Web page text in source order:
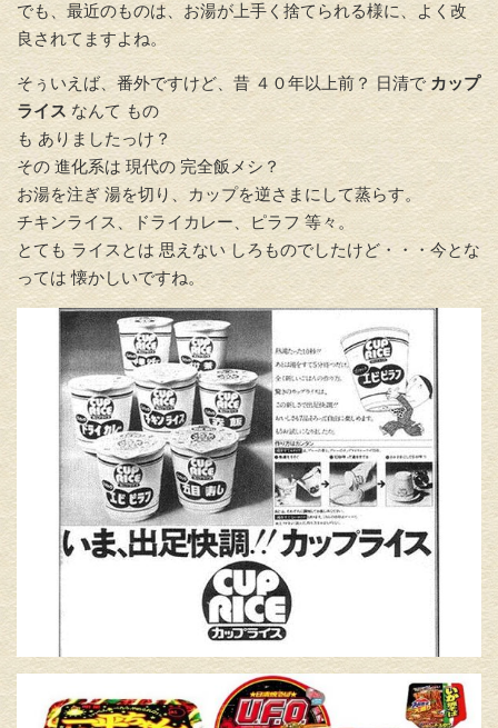
でも、最近のものは、お湯が上手く捨てられる様に、よく改
良されてますよね。
そぅいえば、番外ですけど、昔 ４０年以上前？ 日清で カップ
ライス なんて もの
も ありましたっけ？
その 進化系は 現代の 完全飯メシ？
お湯を注ぎ 湯を切り、カップを逆さまにして蒸らす。
チキンライス、ドライカレー、ピラフ 等々。
とても ライスとは 思えない しろものでしたけど・・・今とな
っては 懐かしいですね。